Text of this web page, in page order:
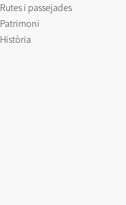
Rutes i passejades
Patrimoni
Història